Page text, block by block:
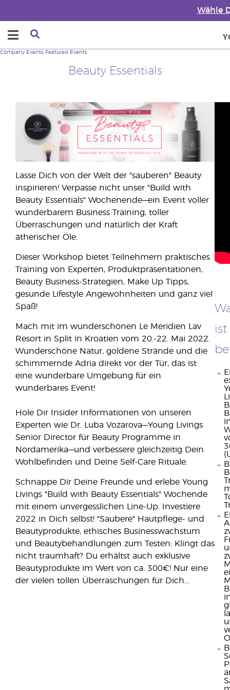
Wähle
Beauty Essentials
Company Events Featured Events
Lasse Dich von der Welt der "sauberen" Beauty
inspirieren! Verpasse nicht unser "Build with
Beauty Essentials" Wochenende—ein Event voller
wunderbarem Business Training, toller
Überraschungen und natürlich der Kraft
ätherischer Öle.
Dieser Workshop bietet Teilnehmern praktisches
Training von Experten, Produktpräsentationen,
Beauty Business-Strategien, Make Up Tipps,
gesunde Lifestyle Angewohnheiten und ganz viel
Spaß!
Mach mit im wunderschönen Le Meridien Lav
Resort in Split in Kroatien vom 20.-22. Mai 2022.
Wunderschöne Natur, goldene Strände und die
schimmernde Adria direkt vor der Tür, das ist
eine wunderbare Umgebung für ein
wunderbares Event!
Hole Dir Insider Informationen von unseren
Experten wie Dr. Luba Vozarova—Young Livings
Senior Director für Beauty Programme in
Nordamerika—und verbessere gleichzeitig Dein
Wohlbefinden und Deine Self-Care Rituale.
Schnappe Dir Deine Freunde und erlebe Young
Livings "Build with Beauty Essentials" Wochende
mit einem unvergesslichen Line-Up. Investiere
2022 in Dich selbst! "Saubere" Hautpflege- und
Beautyprodukte, ethisches Businesswachstum
und Beautybehandlungen zum Testen: Klingt das
nicht traumhaft? Du erhältst auch exklusive
Beautyprodukte im Wert von ca. 300€! Nur eine
der vielen tollen Überraschungen für Dich...
ist